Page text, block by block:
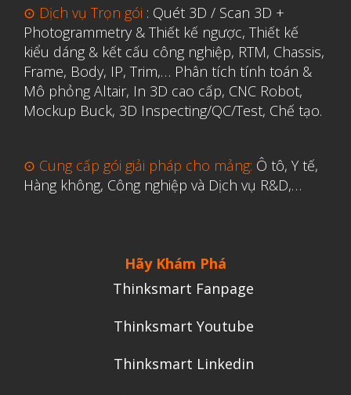
Mô phỏng
Triển khai
Ứng dụng
Vật liệu
Y Tế
⊙ Dịch vụ Trọn gói : Quét 3D / Scan 3D +
Photogrammetry & Thiết kế ngược, Thiết kế
kiểu dáng & kết cấu công nghiệp, RTM, Chassis,
Frame, Body, IP, Trim,… Phân tích tính toán &
Mô phỏng Altair, In 3D cao cấp, CNC Robot,
Mockup Buck, 3D Inspecting/QC/Test, Chế tạo.
⊙ Cung cấp gói giải pháp cho mảng: Ô tô, Y tế,
Hàng không, Công nghiệp và Dịch vụ R&D,…
Hãy Khám Phá
Thinksmart Fanpage
Thinksmart Youtube
Thinksmart Linkedin